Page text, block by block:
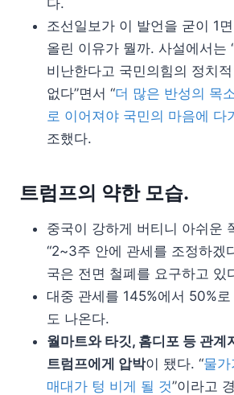
조선일보가 이 발언을 굳이 1
올린 이유가 뭘까. 사설에서는
비난한다고 국민의힘의 정치
없다”면서 “더 많은 반성의 목
로 이어져야 국민의 마음에 다
조했다.
트럼프의 약한 모습.
중국이 강하게 버티니 아쉬운
“2~3주 안에 관세를 조정하겠
국은 전면 철폐를 요구하고 있
대중 관세를 145%에서 50%
도 나온다.
월마트와 타깃, 홈디포 등 관계
트럼프에게 압박이 됐다. “물
매대가 텅 비게 될 것”이라고